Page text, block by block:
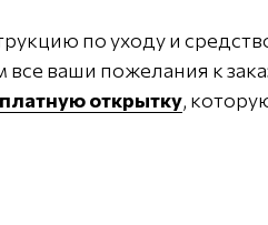
по уходу и
ваши пожелания к
открытку,